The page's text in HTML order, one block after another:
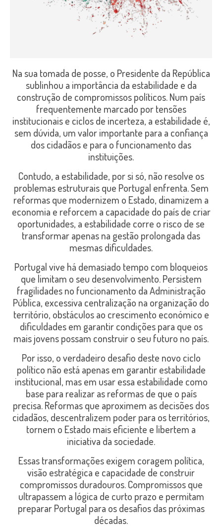
Na sua tomada de posse, o Presidente da República
sublinhou a importância da estabilidade e da
construção de compromissos políticos. Num país
frequentemente marcado por tensões
institucionais e ciclos de incerteza, a estabilidade é,
sem dúvida, um valor importante para a confiança
dos cidadãos e para o funcionamento das
instituições.
Contudo, a estabilidade, por si só, não resolve os
problemas estruturais que Portugal enfrenta. Sem
reformas que modernizem o Estado, dinamizem a
economia e reforcem a capacidade do país de criar
oportunidades, a estabilidade corre o risco de se
transformar apenas na gestão prolongada das
mesmas dificuldades.
Portugal vive há demasiado tempo com bloqueios
que limitam o seu desenvolvimento. Persistem
fragilidades no funcionamento da Administração
Pública, excessiva centralização na organização do
território, obstáculos ao crescimento económico e
dificuldades em garantir condições para que os
mais jovens possam construir o seu futuro no país.
Por isso, o verdadeiro desafio deste novo ciclo
político não está apenas em garantir estabilidade
institucional, mas em usar essa estabilidade como
base para realizar as reformas de que o país
precisa. Reformas que aproximem as decisões dos
cidadãos, descentralizem poder para os territórios,
tornem o Estado mais eficiente e libertem a
iniciativa da sociedade.
Essas transformações exigem coragem política,
visão estratégica e capacidade de construir
compromissos duradouros. Compromissos que
ultrapassem a lógica de curto prazo e permitam
preparar Portugal para os desafios das próximas
décadas.